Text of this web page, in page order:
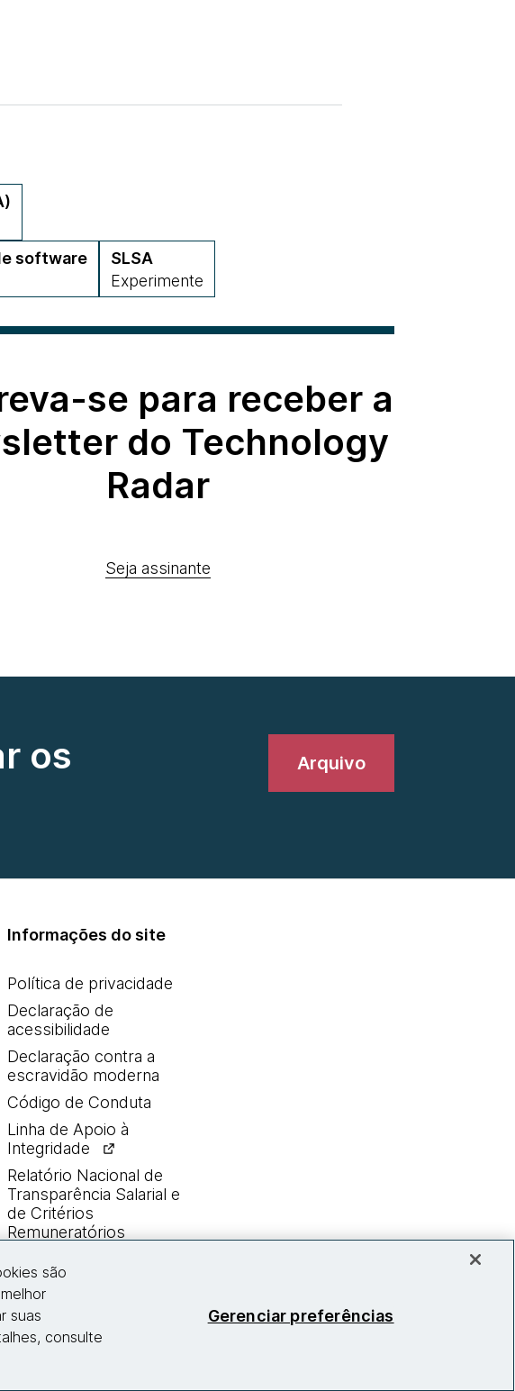
software
SLSA
Experimente
se para receber a
do Technology
Radar
Seja assinante
os
Arquivo
Informações do site
Política de privacidade
Declaração de
acessibilidade
Declaração contra a
escravidão moderna
Código de Conduta
Linha de Apoio à
Integridade
Relatório Nacional de
Transparência Salarial e
de Critérios
Remuneratórios
são
suas
consulte
Gerenciar preferências